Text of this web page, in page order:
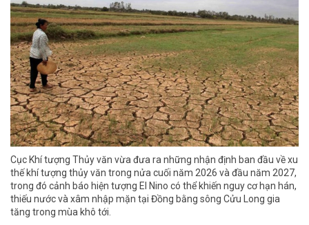
Cục Khí tượng Thủy văn vừa đưa ra những nhận định ban đầu về xu
thế khí tượng thủy văn trong nửa cuối năm 2026 và đầu năm 2027,
trong đó cảnh báo hiện tượng El Nino có thể khiến nguy cơ hạn hán,
thiếu nước và xâm nhập mặn tại Đồng bằng sông Cửu Long gia
tăng trong mùa khô tới.